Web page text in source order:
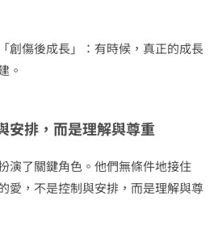
創傷後成長」：有時候，真正的成長
。
安排，而是理解與尊重
演了關鍵角色。他們無條件地接住
愛，不是控制與安排，而是理解與尊